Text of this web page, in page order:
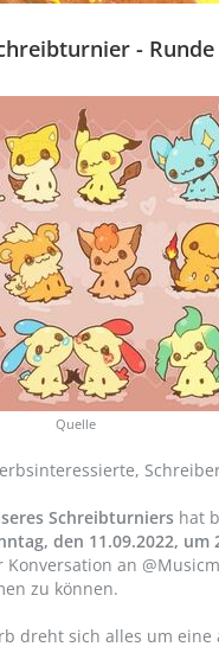
- Runde
Quelle
Schreibturniers hat
den 11.09.2022, um
an
zu können.
dreht sich alles um eine